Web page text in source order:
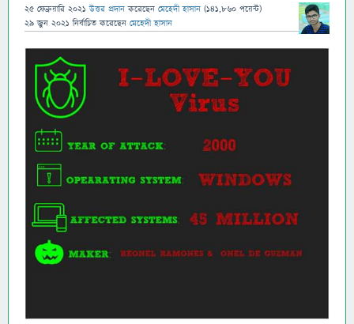
25 ফেব্রুয়ারি 2021 উত্তর প্রদান করেছেন মেহেদী হাসান (141,860 পয়েন্ট)
29 জুন 2021 নির্বাচিত করেছেন মেহেদী হাসান